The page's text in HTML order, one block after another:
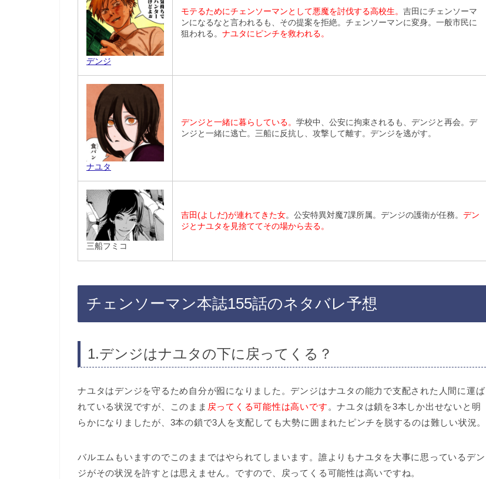
デンジ
モテるためにチェンソーマンとして悪魔を討伐する高校生。 吉田にチェンソーマ
ンになるなと言われるも、その提案を拒絶。チェンソーマンに変身。一般市民に
狙われる。 ナユタにピンチを救われる。
ナユタ
デンジと一緒に暮らしている。 学校中、公安に拘束されるも、デンジと再会。デ
ンジと一緒に逃亡。三船に反抗し、攻撃して離す。デンジを逃がす。
三船フミコ
吉田(よしだ)が連れてきた女。公安特異対魔7課所属。デンジの護衛が任務。 デン
ジとナユタを見捨ててその場から去る。
チェンソーマン本誌155話のネタバレ予想
1.デンジはナユタの下に戻ってくる？
ナユタはデンジを守るため自分が囮になりました。デンジはナユタの能力で支配された人間に運ば
れている状況ですが、このまま 戻ってくる可能性は高いです 。ナユタは鎖を3本しか出せないと明
らかになりましたが、3本の鎖で3人を支配しても大勢に囲まれたピンチを脱するのは難しい状況。
バルエムもいますのでこのままではやられてしまいます。誰よりもナユタを大事に思っているデン
ジがその状況を許すとは思えません。ですので、戻ってくる可能性は高いですね。